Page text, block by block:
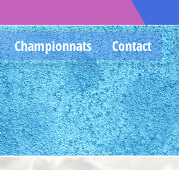
Championnats Contact